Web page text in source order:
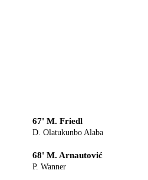
67' M. Friedl
D. Olatukunbo Alaba
68' M. Arnautović
P. Wanner